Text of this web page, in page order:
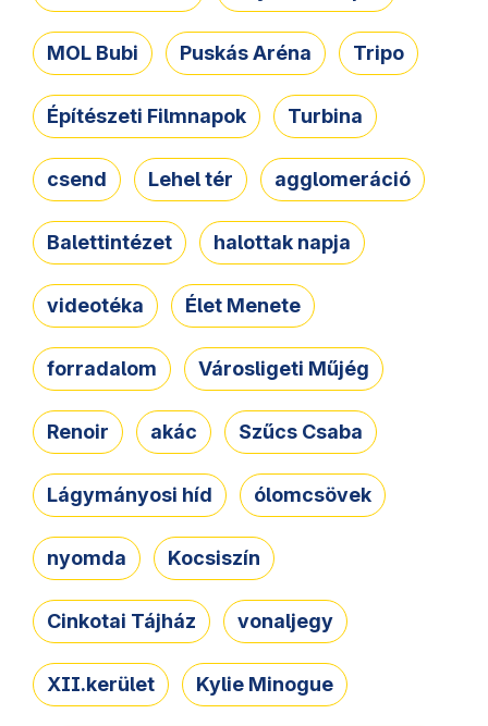
MOL Bubi Puskás Aréna Tripo
Építészeti Filmnapok Turbina
csend Lehel tér agglomeráció
Balettintézet halottak napja
videotéka Élet Menete
forradalom Városligeti Műjég
Renoir akác Szűcs Csaba
Lágymányosi híd ólomcsövek
nyomda Kocsiszín
Cinkotai Tájház vonaljegy
XII.kerület Kylie Minogue